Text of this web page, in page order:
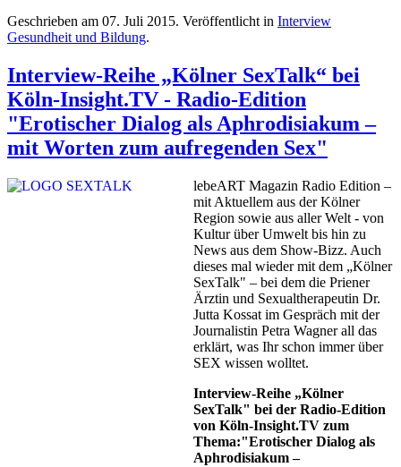
Geschrieben am 07. Juli 2015. Veröffentlicht in Interview
Gesundheit und Bildung.
Interview-Reihe „Kölner SexTalk“ bei
Köln-Insight.TV - Radio-Edition
"Erotischer Dialog als Aphrodisiakum –
mit Worten zum aufregenden Sex"
lebeART Magazin Radio Edition –
mit Aktuellem aus der Kölner
Region sowie aus aller Welt - von
Kultur über Umwelt bis hin zu
News aus dem Show-Bizz. Auch
dieses mal wieder mit dem „Kölner
SexTalk" – bei dem die Priener
Ärztin und Sexualtherapeutin Dr.
Jutta Kossat im Gespräch mit der
Journalistin Petra Wagner all das
erklärt, was Ihr schon immer über
SEX wissen wolltet.
Interview-Reihe „Kölner
SexTalk" bei der Radio-Edition
von Köln-Insight.TV zum
Thema:"Erotischer Dialog als
Aphrodisiakum –